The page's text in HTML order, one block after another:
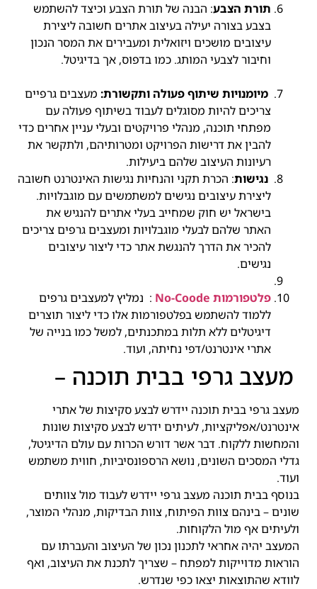
תורת הצבע: הבנה של תורת הצבע וכיצד להשתמש
בצבע בצורה יעילה בעיצוב אתרים חשובה ליצירת
עיצובים מושכים ויזואלית ומעבירים את המסר הנכון
וחיבור לצבעי המותג. כמו בדפוס, אך בדיגיטל.
מיומנויות שיתוף פעולה ותקשורת: מעצבים גרפיים
צריכים להיות מסוגלים לעבוד בשיתוף פעולה עם
מפתחי תוכנה, מנהלי פרויקטים ובעלי עניין אחרים כדי
להבין את דרישות הפרויקט ומטרותיהם, ולתקשר את
רעיונות העיצוב שלהם ביעילות.
נגישות: הכרת תקני והנחיות נגישות האינטרנט חשובה
ליצירת עיצובים נגישים למשתמשים עם מוגבלויות.
בישראל יש חוק שמחייב בעלי אתרים להנגיש את
האתר שלהם לבעלי מוגבלויות ומעצבים גרפים צריכים
להכיר את הדרך להנגשת אתר כדי ליצור עיצובים
נגישים.
פלטפורמות No-Coode
: נמליץ למעצבים גרפים
ללמוד להשתמש בפלטפורמות אלו כדי ליצור תוצרים
דיגיטלים ללא תלות במתכנתים, למשל כמו בנייה של
אתרי אינטרנט/דפי נחיתה, ועוד.
מעצב גרפי בבית תוכנה –
מעצב גרפי בבית תוכנה יידרש לבצע סקיצות של אתרי
אינטרנט/אפליקציות, לעיתים ידרש לבצע סקיצות שונות
והמחשות ללקוח. דבר אשר דורש הכרות עם עולם הדיגיטל,
גדלי המסכים השונים, נושא הרספונסיביות, חווית משתמש
ועוד.
בנוסף בבית תוכנה מעצב גרפי יידרש לעבוד מול צוותים
שונים – בינהם צוות הפיתוח, צוות הבדיקות, מנהלי המוצר,
ולעיתים אף מול הלקוחות.
המעצב יהיה אחראי לתכנון נכון של העיצוב והעברתו עם
הוראות מדוייקות למפתח – שצריך לתכנת את העיצוב, ואף
לוודא שהתוצאות יצאו כפי שנדרש.